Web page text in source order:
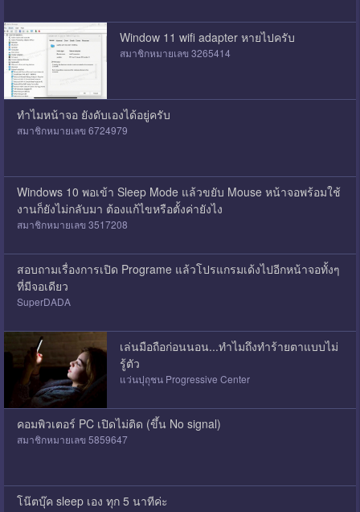
Window 11 wifi adapter หายไปครับ
สมาชิกหมายเลข 3265414
ทำไมหน้าจอ ยังดับเองได้อยู่ครับ
สมาชิกหมายเลข 6724979
Windows 10 พอเข้า Sleep Mode แล้วขยับ Mouse หน้าจอพร้อมใช้
งานก็ยังไม่กลับมา ต้องแก้ไขหรือตั้งค่ายังไง
สมาชิกหมายเลข 3517208
สอบถามเรื่องการเปิด Programe แล้วโปรแกรมเด้งไปอีกหน้าจอทั้งๆ
ที่มีจอเดียว
SuperDADA
เล่นมือถือก่อนนอน...ทำไมถึงทำร้ายตาแบบไม่
รู้ตัว
แว่นปุถุชน Progressive Center
คอมพิวเตอร์ PC เปิดไม่ติด (ขึ้น No signal)
สมาชิกหมายเลข 5859647
โน๊ตบุ๊ค sleep เอง ทุก 5 นาทีค่ะ